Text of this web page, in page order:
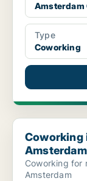
Amsterdam
Type
Coworking
Coworking in
Coworking
Amsterdam
Coworking for
Amsterdam